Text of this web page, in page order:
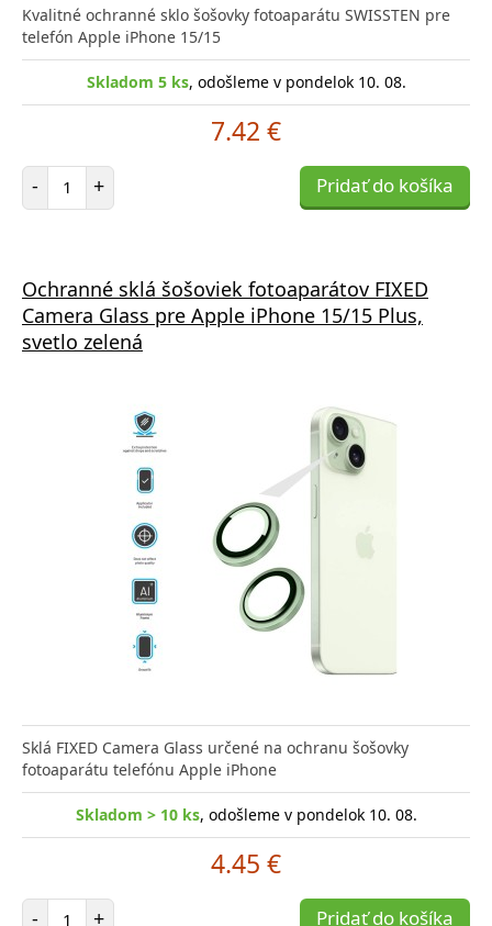
Kvalitné ochranné sklo šošovky fotoaparátu SWISSTEN pre
telefón Apple iPhone 15/15
Skladom 5 ks, odošleme v pondelok 10. 08.
7.42 €
- Počet položiek
+ Pridať do košíka
Ochranné sklá šošoviek fotoaparátov FIXED
Camera Glass pre Apple iPhone 15/15 Plus,
svetlo zelená
Sklá FIXED Camera Glass určené na ochranu šošovky
fotoaparátu telefónu Apple iPhone
Skladom > 10 ks, odošleme v pondelok 10. 08.
4.45 €
- Počet položiek
+ Pridať do košíka